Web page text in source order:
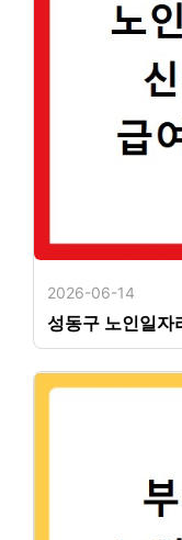
2026-06-14
성동구 노인일자